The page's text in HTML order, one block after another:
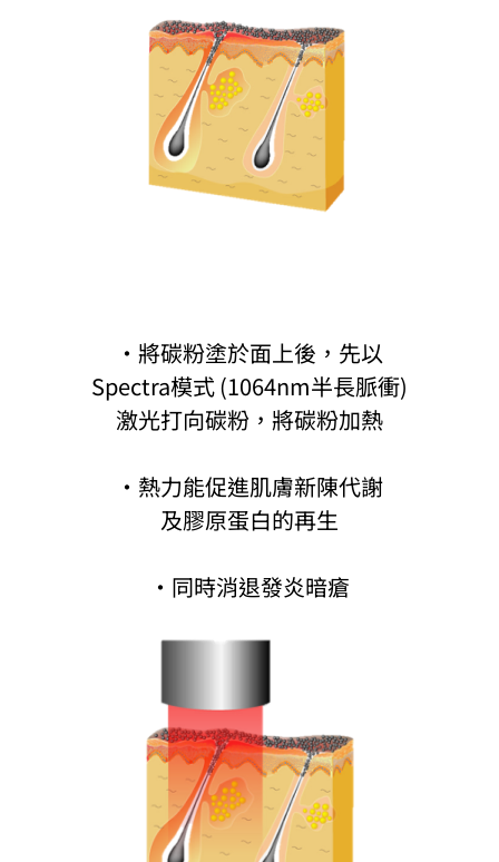
·將碳粉塗於面上後，先以
Spectra模式 (1064nm半長脈衝)
激光打向碳粉，將碳粉加熱
·熱力能促進肌膚新陳代謝
及膠原蛋白的再生
·同時消退發炎暗瘡